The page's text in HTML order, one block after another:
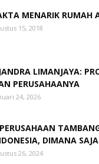
MENARIK RUMAH
15, 2018
LIMANJAYA:
PERUSAHAANYA
24, 2026
DIMANA
26, 2024